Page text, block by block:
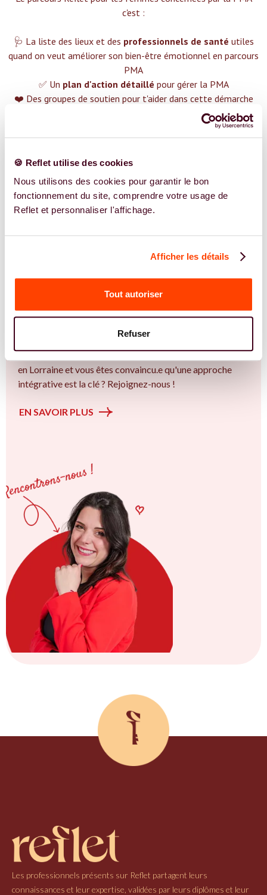
🍪 Reflet utilise des cookies
Nous utilisons des cookies pour garantir le bon
fonctionnement du site, comprendre votre usage de
Reflet et personnaliser l'affichage.
Afficher les détails
Tout autoriser
Refuser
c'est :‍
🩺 La liste des lieux et des professionnels de santé utiles
quand on veut améliorer son bien-être émotionnel en parcours
PMA
✅ Un plan d'action détaillé pour gérer la PMA
❤️ Des groupes de soutien pour t'aider dans cette démarche
😉 Du contenu avec tout ce que tu dois savoir surla PMA
TROUVER UN SPÉCIALISTE
Plus de 400 femmes déjà accompagnées !
Vous êtes Diététicienne expert.e.s en PMA ?
Vous êtes Diététicienne spécialiste dans dans
l'accompagnement des femmes et des couples sur la
Insémination, FIV, don de gamètes : comprendre les
options pour avancer sereinement. Vous êtes à Nancy ou
en Lorraine et vous êtes convaincu.e qu'une approche
intégrative est la clé ? Rejoignez-nous !
EN SAVOIR PLUS
Les professionnels présents sur Reflet partagent leurs
connaissances et leur expertise, validées par leurs diplômes et leur